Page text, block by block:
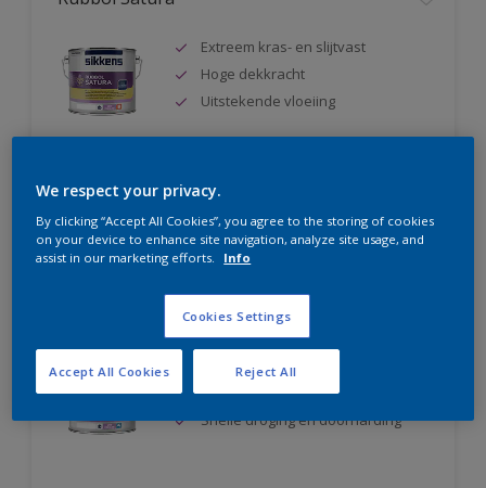
Extreem kras- en slijtvast
Hoge dekkracht
Uitstekende vloeiing
Rubbol BL Rezisto Satin
Extreem kras- en slijtvast
Huidvetresistente zijdeglanslak
Snelle droging en doorharding
We respect your privacy.
By clicking “Accept All Cookies”, you agree to the storing of cookies
on your device to enhance site navigation, analyze site usage, and
assist in our marketing efforts.
Info
Cookies Settings
Reject All
Accept All Cookies